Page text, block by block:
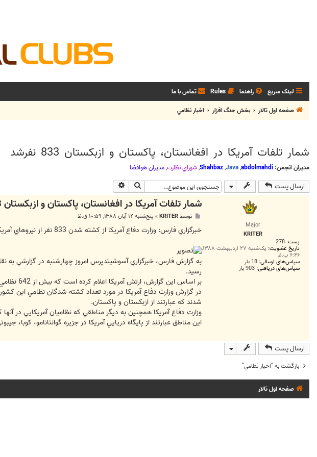
لینک سریع راهنما Rules تماس با ما
صفحه اول تالار
بخش جنگ افزار اخبار نظامي
شمار تلفات آمريكا در افغانستان، پاكستان و ازبكستان 833 نفرشد
مدیران انجمن: abdolmahdi
,
Java
,
Shahbaz
,شوراي نظارت,مديران هوافضا
ارسال پست جستجو
Major
KRITER
پست: 278
تاریخ عضویت: یک‌شنبه ۲۷ اردیبهشت ۱۳۸۸,
۶:۴۶ ب.ظ
سپاس‌های ارسالی: 18 بار
سپاس‌های دریافتی: 903 بار
شمار تلفات آمريكا در افغانستان، پاكستان و ازبكستان 833 نفرشد
ت
توسطKRITER
» پنج‌شنبه ۱۴ آبان ۱۳۸۸, ۱۰:۵۹ ق.ظ
خبرگزاري فارس: وزارت دفاع آمريكا از كشته شدن 833 نفر از نيروهاي آمريكايي در افغانستان و كشورهاي مجاور آن از سال 2001 تا كنون خبر داد.
رسيد.
بر اساس اين گزارش، ارتش آمريكا اعلام كرده است كه بيش از 642 نظامي اين كشور در نتيجه حملات شبه‌نظاميان و درگيري با آنها كشته شدند و مابقي نيز در حوادث مختلف جان خود را از دست دادند.
شدند كه عبارتند از ازبكستان و پاكستان.
وزارت دفاع آمريكا همچنين به ديگر مناطقي كه نظاميان آمريكايي در
اين مناطق عبارتند از پايگاه دريايي آمريكا در جزيره گوانتانامو، كوبا،
ارسال پست
بازگشت به “اخبار نظامي”
صفحه اول تالار